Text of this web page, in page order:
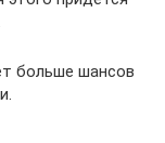
больше шансов